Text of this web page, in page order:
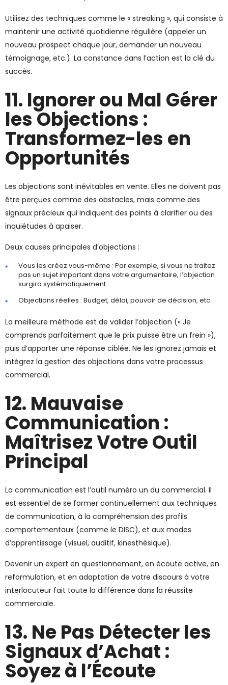
Utilisez des techniques comme le « streaking », qui consiste à
maintenir une activité quotidienne régulière (appeler un
nouveau prospect chaque jour, demander un nouveau
témoignage, etc.). La constance dans l’action est la clé du
succès.
11. Ignorer ou Mal Gérer
les Objections :
Transformez-les en
Opportunités
Les objections sont inévitables en vente. Elles ne doivent pas
être perçues comme des obstacles, mais comme des
signaux précieux qui indiquent des points à clarifier ou des
inquiétudes à apaiser.
Deux causes principales d’objections :
Vous les créez vous-même : Par exemple, si vous ne traitez
pas un sujet important dans votre argumentaire, l’objection
surgira systématiquement.
Objections réelles : Budget, délai, pouvoir de décision, etc.
La meilleure méthode est de valider l’objection (« Je
comprends parfaitement que le prix puisse être un frein »),
puis d’apporter une réponse ciblée. Ne les ignorez jamais et
intégrez la gestion des objections dans votre processus
commercial.
12. Mauvaise
Communication :
Maîtrisez Votre Outil
Principal
La communication est l’outil numéro un du commercial. Il
est essentiel de se former continuellement aux techniques
de communication, à la compréhension des profils
comportementaux (comme le DISC), et aux modes
d’apprentissage (visuel, auditif, kinesthésique).
Devenir un expert en questionnement, en écoute active, en
reformulation, et en adaptation de votre discours à votre
interlocuteur fait toute la différence dans la réussite
commerciale.
13. Ne Pas Détecter les
Signaux d’Achat :
Soyez à l’Écoute